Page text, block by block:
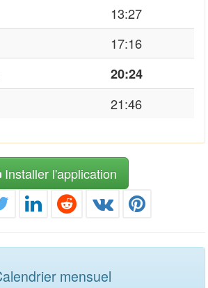
13:27
17:16
20:24
21:46
Installer l'application
mensuel